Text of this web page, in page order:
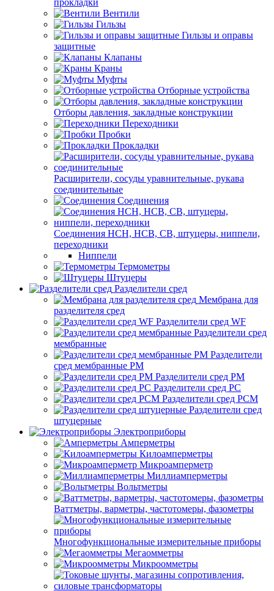
прокладки
Вентили
Гильзы
Гильзы и оправы
защитные
Клапаны
Краны
Муфты
Отборные устройства
Отборы давления, закладные конструкции
Переходники
Пробки
Прокладки
Расширители, сосуды уравнительные, рукава
соединительные
Соединения
Соединения НСН, НСВ, СВ, штуцеры, ниппели,
переходники
Ниппели
Термометры
Штуцеры
Разделители сред
Мембрана для
разделителя сред
Разделители сред WF
Разделители сред
мембранные
Разделители
сред мембранные РМ
Разделители сред РМ
Разделители сред РС
Разделители сред РСМ
Разделители сред
штуцерные
Электроприборы
Амперметры
Килоамперметры
Микроамперметр
Миллиамперметры
Вольтметры
Ваттметры, варметры, частотомеры, фазометры
Многофункциональные измерительные приборы
Мегаомметры
Микроомметры